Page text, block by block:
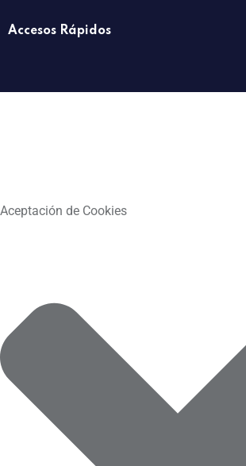
Accesos Rápidos
Aceptación de Cookies